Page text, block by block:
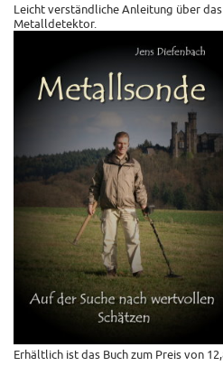
Leicht verständliche Anleitung über
Metalldetektor.
Erhältlich ist das Buch zum Preis von